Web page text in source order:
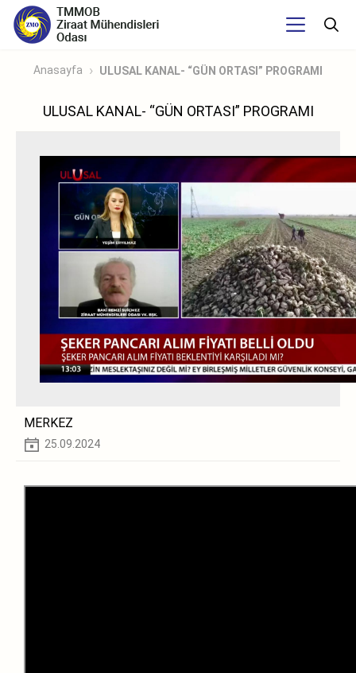
Anasayfa ULUSAL KANAL- “GÜN ORTASI” PROGRAMI
ULUSAL KANAL- “GÜN ORTASI” PROGRAMI
MERKEZ
25.09.2024